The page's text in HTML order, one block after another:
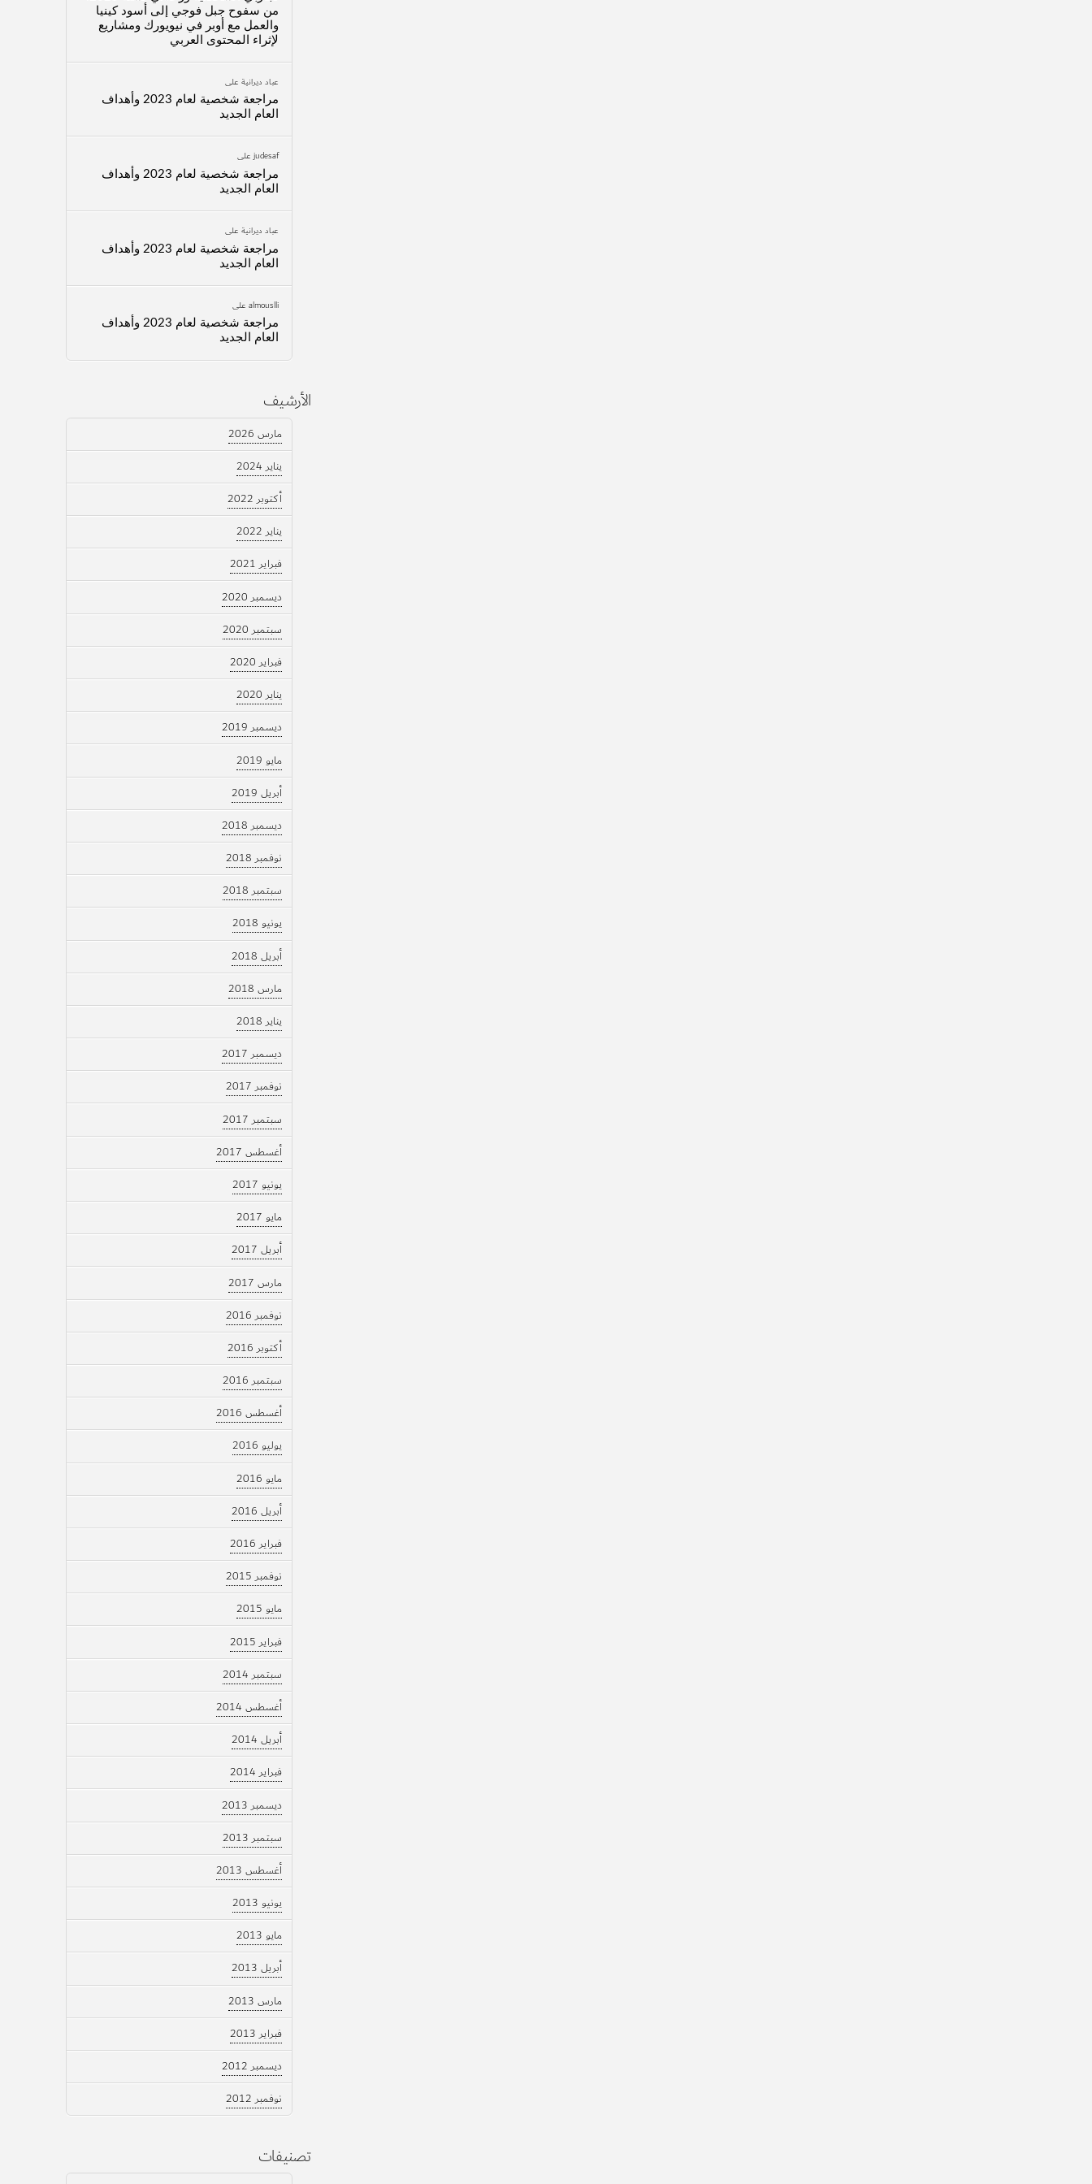
من سفوح جبل فوجي إلى أسود كينيا
والعمل مع أوبر في نيويورك ومشاريع
لإثراء المحتوى العربي
عباد ديرانية على
مراجعة شخصية لعام 2023 وأهداف
العام الجديد
judesaf على
مراجعة شخصية لعام 2023 وأهداف
العام الجديد
عباد ديرانية على
مراجعة شخصية لعام 2023 وأهداف
العام الجديد
almouslli على
مراجعة شخصية لعام 2023 وأهداف
العام الجديد
الأرشيف
مارس 2026
يناير 2024
أكتوبر 2022
يناير 2022
فبراير 2021
ديسمبر 2020
سبتمبر 2020
فبراير 2020
يناير 2020
ديسمبر 2019
مايو 2019
أبريل 2019
ديسمبر 2018
نوفمبر 2018
سبتمبر 2018
يونيو 2018
أبريل 2018
مارس 2018
يناير 2018
ديسمبر 2017
نوفمبر 2017
سبتمبر 2017
أغسطس 2017
يونيو 2017
مايو 2017
أبريل 2017
مارس 2017
نوفمبر 2016
أكتوبر 2016
سبتمبر 2016
أغسطس 2016
يوليو 2016
مايو 2016
أبريل 2016
فبراير 2016
نوفمبر 2015
مايو 2015
فبراير 2015
سبتمبر 2014
أغسطس 2014
أبريل 2014
فبراير 2014
ديسمبر 2013
سبتمبر 2013
أغسطس 2013
يونيو 2013
مايو 2013
أبريل 2013
مارس 2013
فبراير 2013
ديسمبر 2012
نوفمبر 2012
تصنيفات